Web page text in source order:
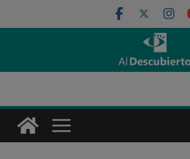
al